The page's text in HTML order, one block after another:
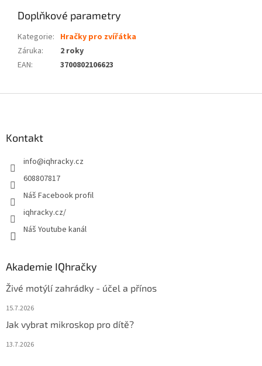
Doplňkové parametry
Kategorie: Hračky pro zvířátka
Záruka:
2 roky
EAN: 3700802106623
Kontakt
info@iqhracky.cz
608807817
Náš Facebook profil
iqhracky.cz/
Náš Youtube kanál
Akademie IQhračky
Živé motýlí zahrádky - účel a přínos
15.7.2026
Jak vybrat mikroskop pro dítě?
13.7.2026